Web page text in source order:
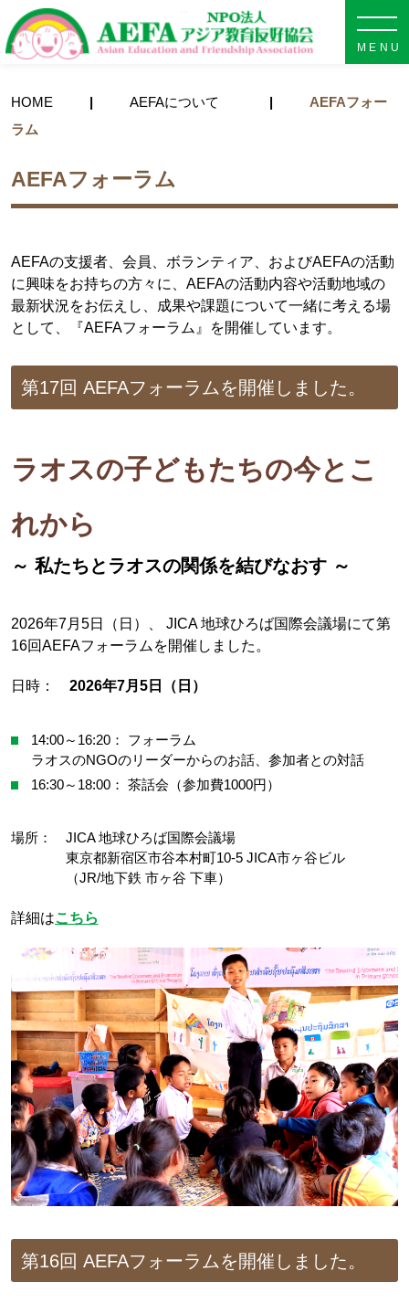
HOME AEFAについて
AEFAフォー
ラム
AEFAフォーラム
AEFAの支援者、会員、ボランティア、およびAEFAの活動
に興味をお持ちの方々に、AEFAの活動内容や活動地域の
最新状況をお伝えし、成果や課題について一緒に考える場
として、『AEFAフォーラム』を開催しています。
第17回 AEFAフォーラムを開催しました。
ラオスの子どもたちの今とこ
れから
～ 私たちとラオスの関係を結びなおす ～
2026年7月5日（日）、 JICA 地球ひろば国際会議場にて第
16回AEFAフォーラムを開催しました。
日時： 2026年7月5日（日）
14:00～16:20： フォーラム
ラオスのNGOのリーダーからのお話、参加者との対話
16:30～18:00： 茶話会（参加費1000円）
場所： JICA 地球ひろば国際会議場
東京都新宿区市谷本村町10-5 JICA市ヶ谷ビル
（JR/地下鉄 市ヶ谷 下車）
詳細はこちら
第16回 AEFAフォーラムを開催しました。